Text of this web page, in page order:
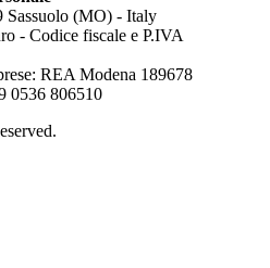
Sassuolo (MO) - Italy
- Codice fiscale e P.IVA
REA Modena 189678
0536 806510